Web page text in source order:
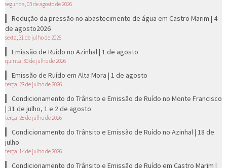
segunda, 03 de agosto de 2026
Redução da pressão no abastecimento de água em Castro Marim | 4
de agosto2026
sexta, 31 de julho de 2026
Emissão de Ruído no Azinhal | 1 de agosto
quinta, 30 de julho de 2026
Emissão de Ruído em Alta Mora | 1 de agosto
terça, 28 de julho de 2026
Condicionamento do Trânsito e Emissão de Ruído no Monte Francisco
| 31 de julho, 1 e 2 de agosto
terça, 28 de julho de 2026
Condicionamento do Trânsito e Emissão de Ruído no Azinhal | 18 de
julho
terça, 14 de julho de 2026
Condicionamento do Trânsito e Emissão de Ruído em Castro Marim |